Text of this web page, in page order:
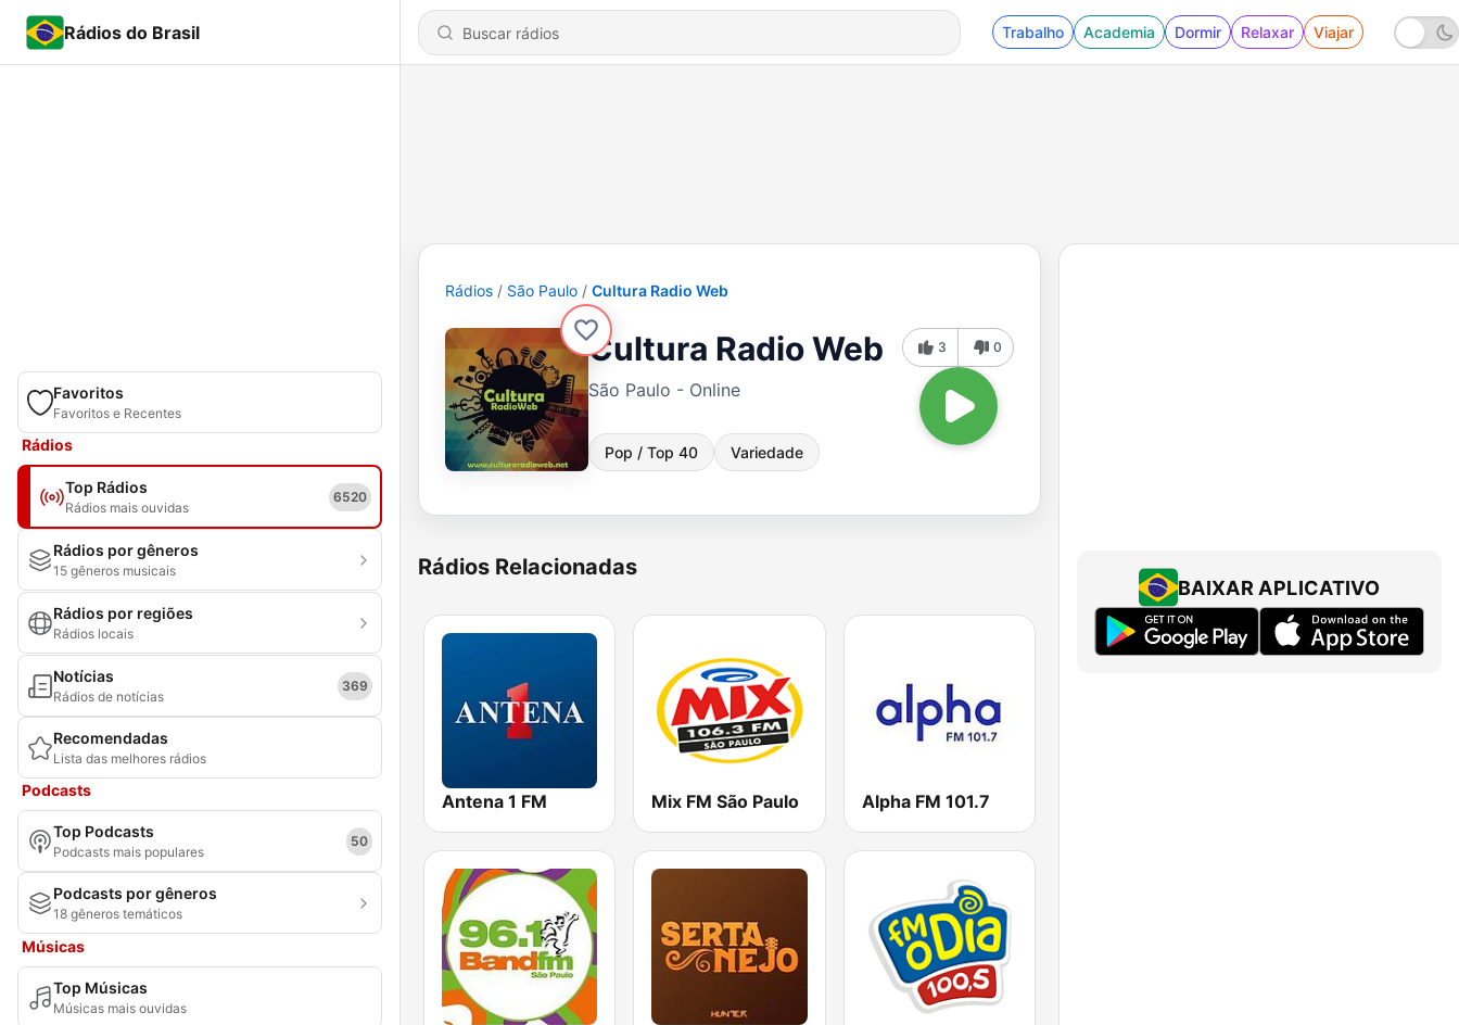
Rádios do Brasil Trabalho Academia Dormir Relaxar Viajar
Favoritos
Favoritos e Recentes
Rádios
Top Rádios
Rádios mais ouvidas
6520
Rádios por gêneros
15 gêneros musicais
Rádios por regiões
Rádios locais
Notícias
Rádios de notícias
369
Recomendadas
Lista das melhores rádios
Podcasts
Top Podcasts
Podcasts mais populares
50
Podcasts por gêneros
18 gêneros temáticos
Músicas
Top Músicas
Músicas mais ouvidas
Rádios São Paulo Cultura Radio Web
Cultura Radio Web
São Paulo - Online
Pop / Top 40 Variedade
3 0
Rádios Relacionadas
Antena 1 FM Mix FM São Paulo Alpha FM 101.7
BAIXAR APLICATIVO